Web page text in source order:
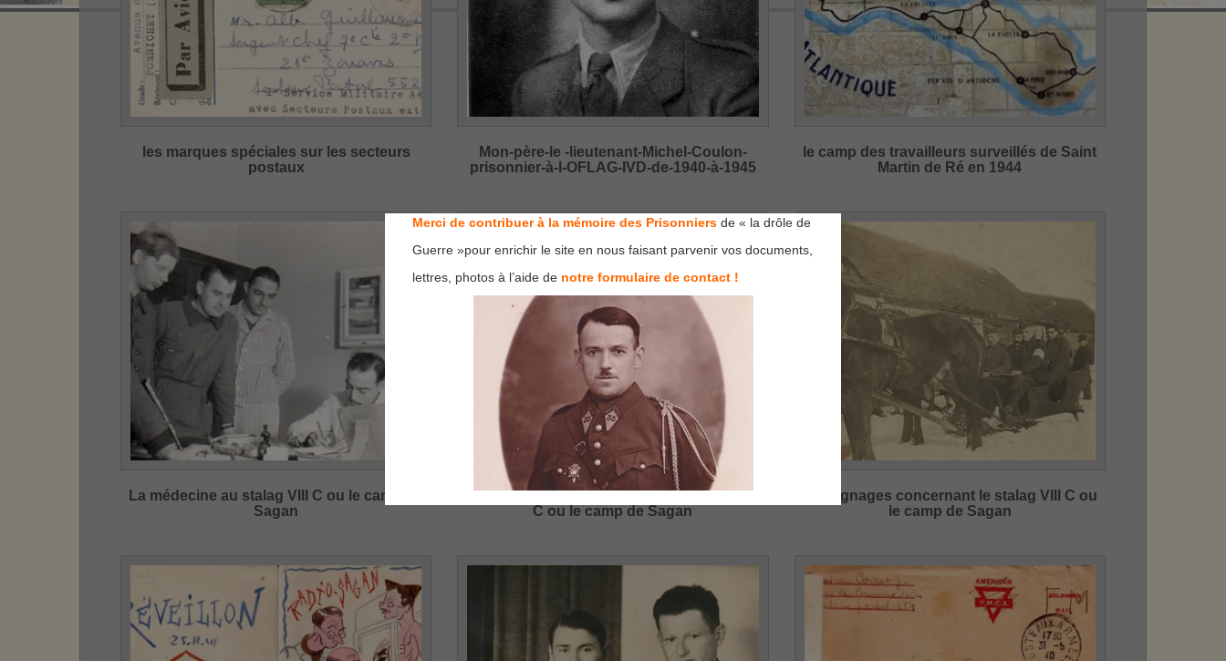
les marques spéciales sur les secteurs
postaux
Mon-père-le -lieutenant-Michel-Coulon-
prisonnier-à-l-OFLAG-IVD-de-1940-à-1945
le camp des travailleurs surveillés de Saint
Martin de Ré en 1944
La médecine au stalag VIII C ou le camp de
Sagan
les activités artistiques au sein du stalag VIII
C ou le camp de Sagan
témoignages concernant le stalag VIII C ou
le camp de Sagan
Merci de contribuer à la mémoire des Prisonniers de « la drôle de
Guerre »pour enrichir le site en nous faisant parvenir vos documents,
lettres, photos à l’aide de notre formulaire de contact !